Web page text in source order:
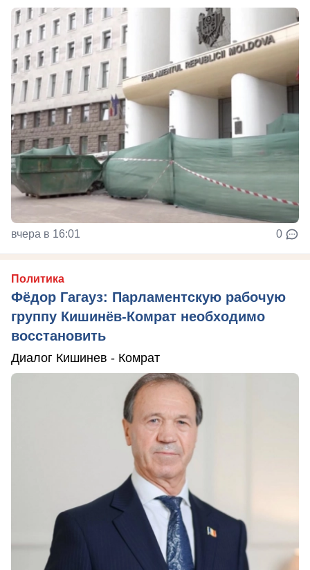
вчера в 16:01 0
Политика
Фёдор Гагауз: Парламентскую рабочую
группу Кишинёв-Комрат необходимо
восстановить
Диалог Кишинев - Комрат